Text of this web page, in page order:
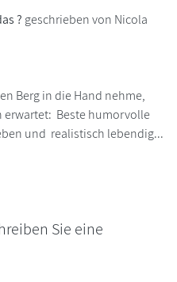
? geschrieben von Nicola
Berg in die Hand nehme,
erwartet: Beste humorvolle
und realistisch lebendig...
Sie eine